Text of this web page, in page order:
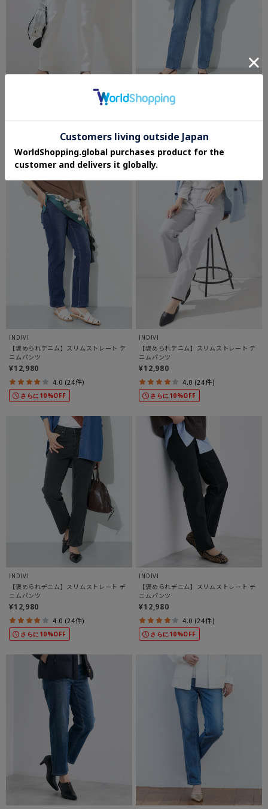
ニムパンツ
さらに10%OFF
INDIVI
ニムパンツ
4.0 (24件)
さらに10%OFF
INDIVI
【褒められデニム】スリムストレート デ
ニムパンツ
¥12,980
4.0 (24件)
さらに10%OFF
INDIVI
【褒められデニム】スリムストレート デ
ニムパンツ
¥12,980
4.0 (24件)
さらに10%OFF
INDIVI
【褒められデニム】スリムストレート デ
ニムパンツ
¥12,980
4.0 (24件)
さらに10%OFF
INDIVI
【褒められデニム】スリムストレート デ
ニムパンツ
¥12,980
4.0 (24件)
さらに10%OFF